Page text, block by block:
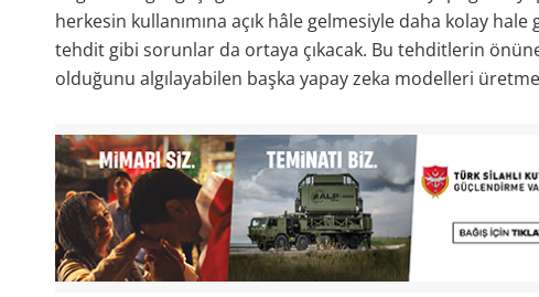
herkesin kullanımına açık hâle gelmesiyle daha kolay
tehdit gibi sorunlar da ortaya çıkacak. Bu tehditlerin
olduğunu algılayabilen başka yapay zeka modelleri